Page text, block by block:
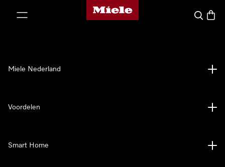
Homepage van Miele
Wat zoek
Miele Nederland
Voordelen
Smart Home